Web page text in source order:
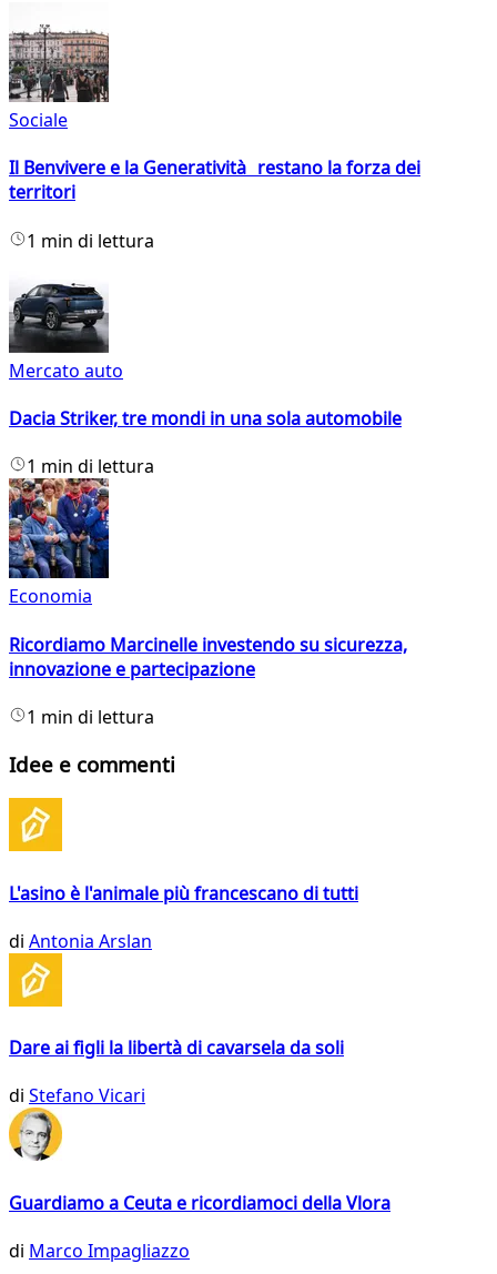
Sociale
Il Benvivere e la Generatività restano la forza dei
territori
1 min di lettura
Mercato auto
Dacia Striker, tre mondi in una sola automobile
1 min di lettura
Economia
Ricordiamo Marcinelle investendo su sicurezza,
innovazione e partecipazione
1 min di lettura
Idee e commenti
L'asino è l'animale più francescano di tutti
di Antonia Arslan
Dare ai figli la libertà di cavarsela da soli
di Stefano Vicari
Guardiamo a Ceuta e ricordiamoci della Vlora
di Marco Impagliazzo